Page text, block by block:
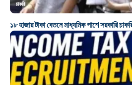
চাকরি
১৮ হাজার টাকা বেতনে মাধ্যমিক পাশে সরকারি